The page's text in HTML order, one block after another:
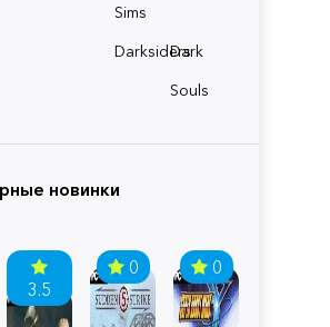
Sims
Darksiders
Dark
Souls
новинки
3.5
0 0